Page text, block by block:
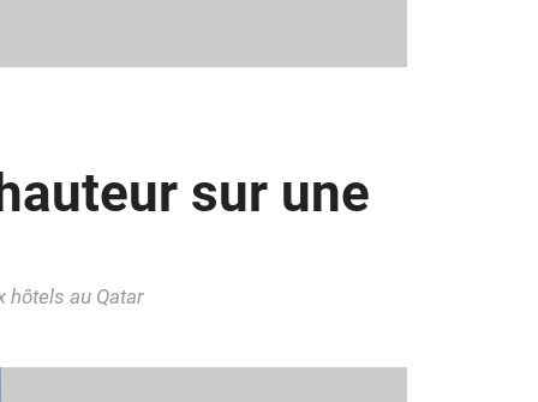
sur une
hôtels au Qatar